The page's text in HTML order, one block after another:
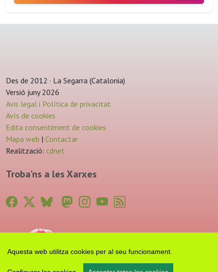
Aquesta web utilitza cookies per al seu funcionament.
Des de 2012 · La Segarra (Catalonia)
Versió juny 2026
Avis legal i Política de privacitat
Avís de cookies
Edita consentiment de cookies
Mapa web | Contactar
Realització: cdnet
Troba'ns a les Xarxes